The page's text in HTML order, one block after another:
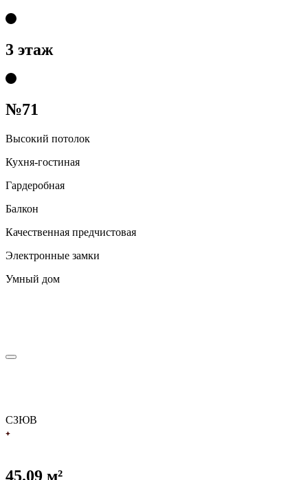
3 этаж
№71
Высокий потолок
Кухня-гостиная
Гардеробная
Балкон
Качественная предчистовая
Электронные замки
Умный дом
СЗЮВ
45.09 м²